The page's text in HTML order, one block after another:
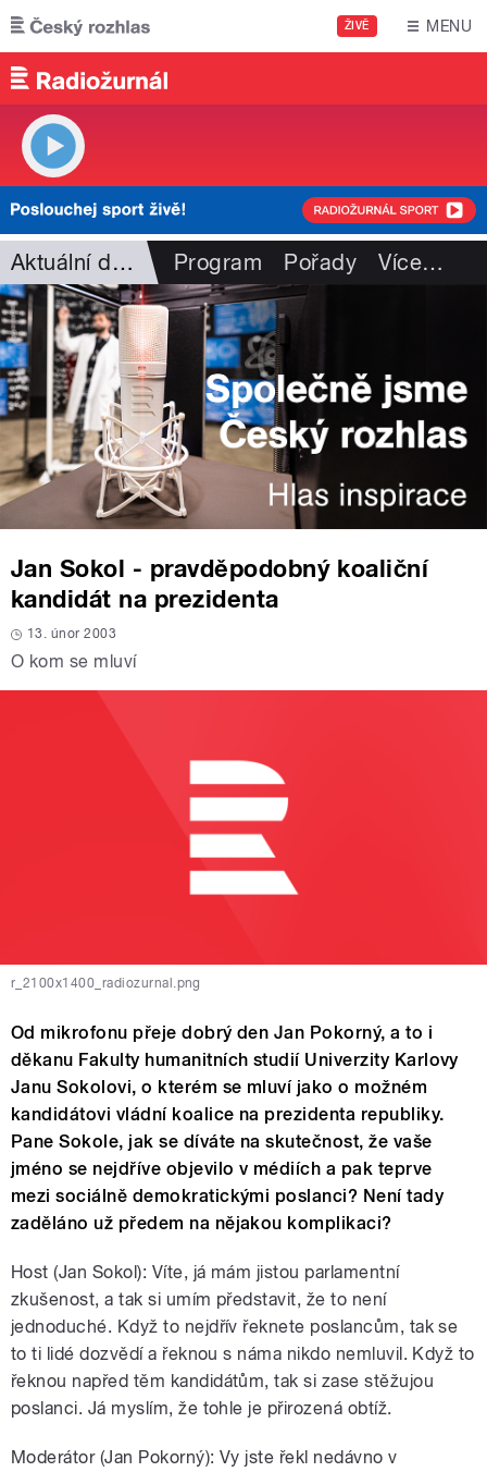
Přejít k hlavnímu obsahu
ŽIVĚ MENU
Aktuální dění Program Pořady Více…
Jan Sokol - pravděpodobný koaliční
kandidát na prezidenta
13. únor 2003
O kom se mluví
r_2100x1400_radiozurnal.png
Od mikrofonu přeje dobrý den Jan Pokorný, a to i
děkanu Fakulty humanitních studií Univerzity Karlovy
Janu Sokolovi, o kterém se mluví jako o možném
kandidátovi vládní koalice na prezidenta republiky.
Pane Sokole, jak se díváte na skutečnost, že vaše
jméno se nejdříve objevilo v médiích a pak teprve
mezi sociálně demokratickými poslanci? Není tady
zaděláno už předem na nějakou komplikaci?
Host (Jan Sokol): Víte, já mám jistou parlamentní
zkušenost, a tak si umím představit, že to není
jednoduché. Když to nejdřív řeknete poslancům, tak se
to ti lidé dozvědí a řeknou s náma nikdo nemluvil. Když to
řeknou napřed těm kandidátům, tak si zase stěžujou
poslanci. Já myslím, že tohle je přirozená obtíž.
Moderátor (Jan Pokorný): Vy jste řekl nedávno v